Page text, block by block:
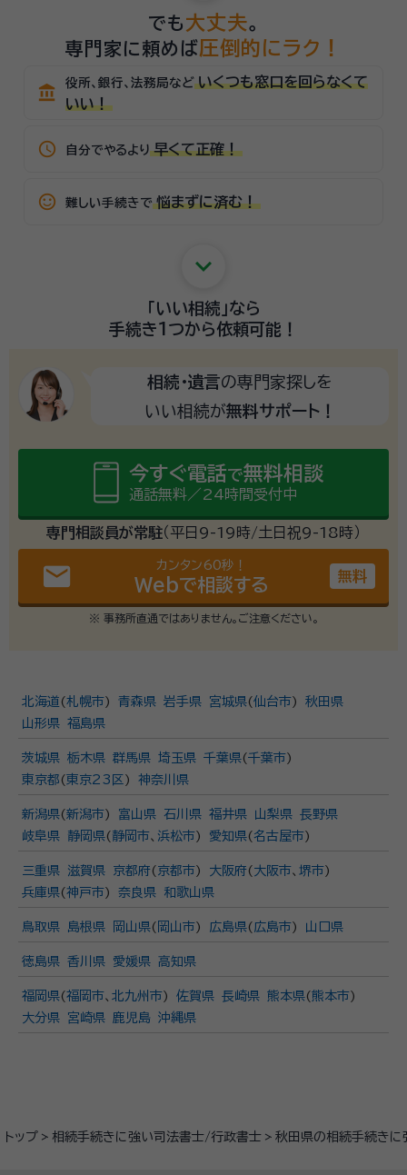
トップ 相続手続きに強い司法書士/行政書士 秋田県の相続手続き
でも 大丈夫。
専門家に頼めば圧倒的にラク！
account_balance 役所、銀行、法務局など いくつも窓口を回らなくて
いい！
schedule 自分でやるより 早くて正確！
sentiment_satisfied_alt 難しい手続きで 悩まずに済む！
keyboard_arrow_down
「いい相続」なら
手続き1つから依頼可能！
相続・遺言の専門家探しを
いい相続が無料サポート！
今すぐ電話で無料相談
通話無料／24時間受付中
専門相談員が常駐（平日9-19時/土日祝9-18時）
email カンタン60秒！
Webで相談する 無料
※ 事務所直通ではありません。ご注意ください。
北海道 (札幌市) 青森県 岩手県 宮城県(仙台市)
秋田県
山形県 福島県
茨城県 栃木県 群馬県 埼玉県 千葉県(千葉市)
東京都 ( 東京23区 ) 神奈川県
新潟県(新潟市) 富山県 石川県 福井県 山梨県 長野県
岐阜県
静岡県( 静岡市、 浜松市) 愛知県( 名古屋市)
三重県 滋賀県 京都府( 京都市) 大阪府( 大阪市、 堺市)
兵庫県(神戸市) 奈良県 和歌山県
鳥取県 島根県 岡山県( 岡山市) 広島県( 広島市) 山口県
徳島県 香川県 愛媛県 高知県
福岡県(福岡市、 北九州市) 佐賀県 長崎県 熊本県(熊本市)
大分県
宮崎県 鹿児島 沖縄県